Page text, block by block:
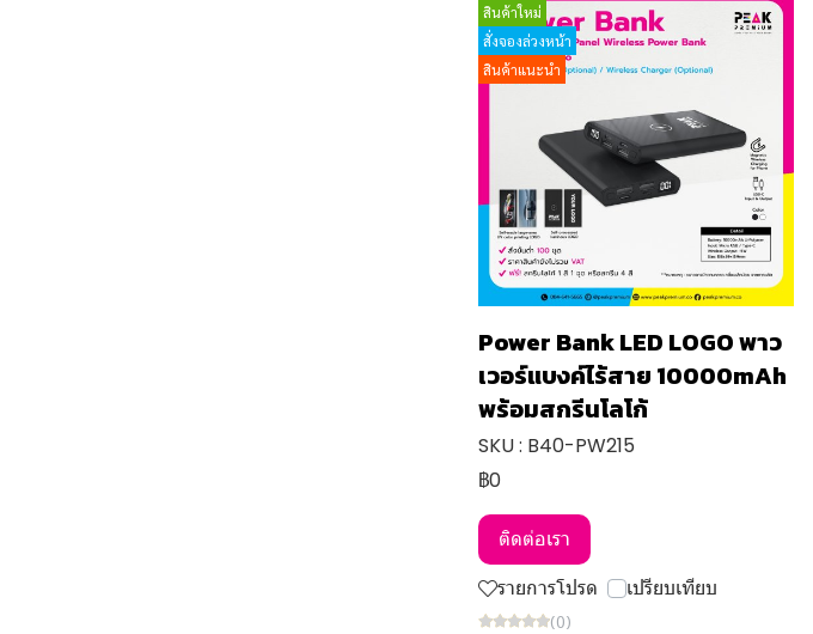
สินค้าใหม่
สั่งจองล่วงหน้า
สินค้าแนะนำ
Power Bank LED LOGO พาว
เวอร์แบงค์ไร้สาย 10000mAh
พร้อมสกรีนโลโก้
SKU : B40-PW215
฿0
ติดต่อเรา
รายการโปรด
เปรียบเทียบ
(0)